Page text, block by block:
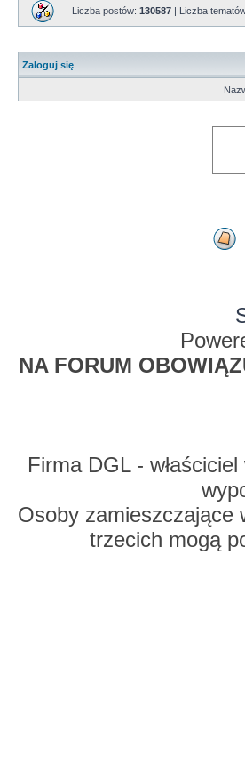
Liczba postów: 130587 | Liczba
Zaloguj się
NA FORUM
Firma DGL -
Osoby zamieszczające
trzecich mogą